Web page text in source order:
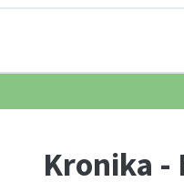
Kronika -